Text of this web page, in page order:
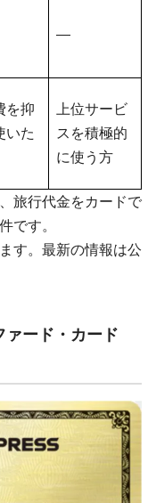
—
を抑
いた
上位サービ
スを積極的
に使う方
旅行代金をカードで
です。
す。最新の情報は公
ァード・カード